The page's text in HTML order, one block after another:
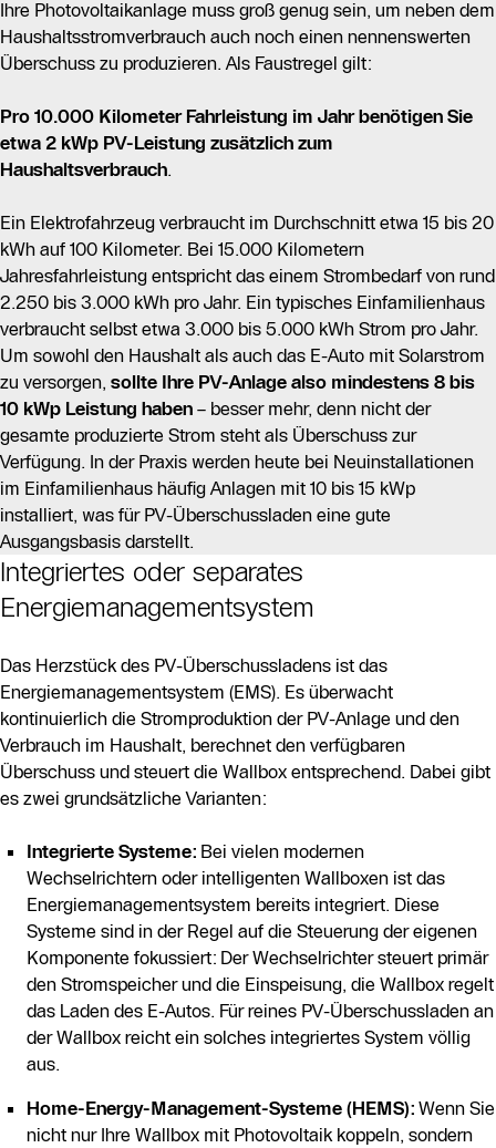
Ihre Photovoltaikanlage muss groß genug sein, um neben dem
Haushaltsstromverbrauch auch noch einen nennenswerten
Überschuss zu produzieren. Als Faustregel gilt:
Pro 10.000 Kilometer Fahrleistung im Jahr benötigen Sie
etwa 2 kWp PV-Leistung zusätzlich zum
Haushaltsverbrauch.
Ein Elektrofahrzeug verbraucht im Durchschnitt etwa 15 bis 20
kWh auf 100 Kilometer. Bei 15.000 Kilometern
Jahresfahrleistung entspricht das einem Strombedarf von rund
2.250 bis 3.000 kWh pro Jahr. Ein typisches Einfamilienhaus
verbraucht selbst etwa 3.000 bis 5.000 kWh Strom pro Jahr.
Um sowohl den Haushalt als auch das E-Auto mit Solarstrom
zu versorgen, sollte Ihre PV-Anlage also mindestens 8 bis
10 kWp Leistung haben – besser mehr, denn nicht der
gesamte produzierte Strom steht als Überschuss zur
Verfügung. In der Praxis werden heute bei Neuinstallationen
im Einfamilienhaus häufig Anlagen mit 10 bis 15 kWp
installiert, was für PV-Überschussladen eine gute
Ausgangsbasis darstellt.
Integriertes oder separates
Energiemanagementsystem
Das Herzstück des PV-Überschussladens ist das
Energiemanagementsystem (EMS). Es überwacht
kontinuierlich die Stromproduktion der PV-Anlage und den
Verbrauch im Haushalt, berechnet den verfügbaren
Überschuss und steuert die Wallbox entsprechend. Dabei gibt
es zwei grundsätzliche Varianten:
Integrierte Systeme: Bei vielen modernen
Wechselrichtern oder intelligenten Wallboxen ist das
Energiemanagementsystem bereits integriert. Diese
Systeme sind in der Regel auf die Steuerung der eigenen
Komponente fokussiert: Der Wechselrichter steuert primär
den Stromspeicher und die Einspeisung, die Wallbox regelt
das Laden des E-Autos. Für reines PV-Überschussladen an
der Wallbox reicht ein solches integriertes System völlig
aus.
Home-Energy-Management-Systeme (HEMS): Wenn Sie
nicht nur Ihre Wallbox mit Photovoltaik koppeln, sondern